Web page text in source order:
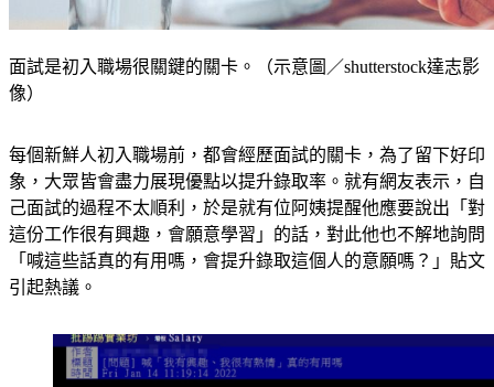
面試是初入職場很關鍵的關卡。（示意圖／shutterstock達志影
像）
每個新鮮人初入職場前，都會經歷面試的關卡，為了留下好印
象，大眾皆會盡力展現優點以提升錄取率。就有網友表示，自
己面試的過程不太順利，於是就有位阿姨提醒他應要說出「對
這份工作很有興趣，會願意學習」的話，對此他也不解地詢問
「喊這些話真的有用嗎，會提升錄取這個人的意願嗎？」貼文
引起熱議。